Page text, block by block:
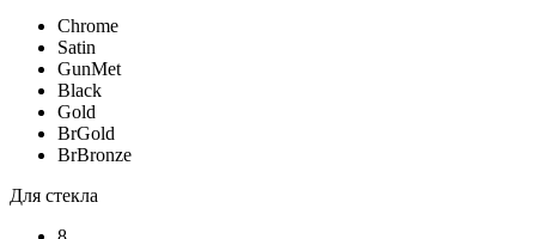
Chrome
Satin
GunMet
Black
Gold
BrGold
BrBronze
Для стекла